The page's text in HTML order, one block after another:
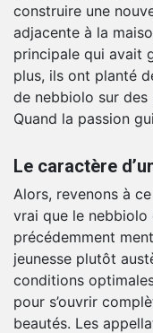
construire une
adjacente à la
principale qui avait
plus, ils ont planté
de nebbiolo sur des
Quand la passion
Le caractère
Alors, revenons à
vrai que le nebbiolo
précédemment
jeunesse plutôt
conditions
pour s’ouvrir
beautés. Les